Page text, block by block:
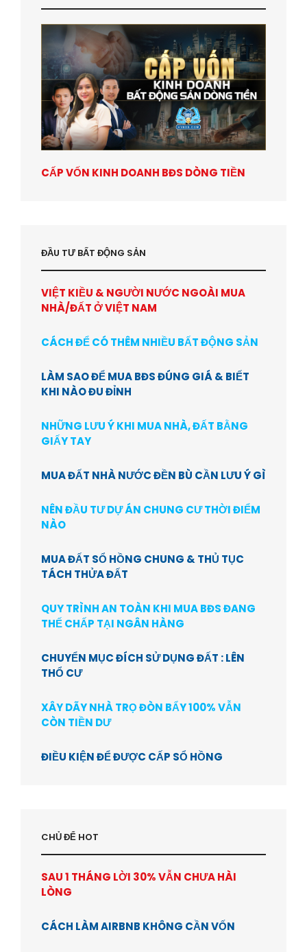
CẤP VỐN KINH DOANH BĐS DÒNG TIỀN
ĐẦU TƯ BẤT ĐỘNG SẢN
VIỆT KIỀU & NGƯỜI NƯỚC NGOÀI MUA
NHÀ/ĐẤT Ở VIỆT NAM
CÁCH ĐỂ CÓ THÊM NHIỀU BẤT ĐỘNG SẢN
LÀM SAO ĐỂ MUA BĐS ĐÚNG GIÁ & BIẾT
KHI NÀO ĐU ĐỈNH
NHỮNG LƯU Ý KHI MUA NHÀ, ĐẤT BẰNG
GIẤY TAY
MUA ĐẤT NHÀ NƯỚC ĐỀN BÙ CẦN LƯU Ý GÌ
NÊN ĐẦU TƯ DỰ ÁN CHUNG CƯ THỜI ĐIỂM
NÀO
MUA ĐẤT SỔ HỒNG CHUNG & THỦ TỤC
TÁCH THỬA ĐẤT
QUY TRÌNH AN TOÀN KHI MUA BĐS ĐANG
THẾ CHẤP TẠI NGÂN HÀNG
CHUYỂN MỤC ĐÍCH SỬ DỤNG ĐẤT : LÊN
THỔ CƯ
XÂY DÃY NHÀ TRỌ ĐÒN BẨY 100% VẪN
CÒN TIỀN DƯ
ĐIỀU KIỆN ĐỂ ĐƯỢC CẤP SỔ HỒNG
CHỦ ĐỂ HOT
SAU 1 THÁNG LỜI 30% VẪN CHƯA HÀI
LÒNG
CÁCH LÀM AIRBNB KHÔNG CẦN VỐN